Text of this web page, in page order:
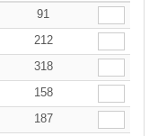
91
212
318
158
187